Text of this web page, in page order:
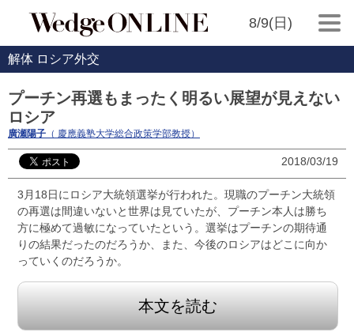
8/9(日)
解体 ロシア外交
プーチン再選もまったく明るい展望が見えない
ロシア
廣瀬陽子 （ 慶應義塾大学総合政策学部教授）
2018/03/19
3月18日にロシア大統領選挙が行われた。現職のプーチン大統領
の再選は間違いないと世界は見ていたが、プーチン本人は勝ち
方に極めて過敏になっていたという。選挙はプーチンの期待通
りの結果だったのだろうか、また、今後のロシアはどこに向か
っていくのだろうか。
本文を読む